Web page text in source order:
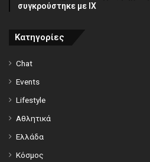
συγκρούστηκε με ΙΧ
Κατηγορίες
Chat
Events
Lifestyle
Αθλητικά
Ελλάδα
Κόσμος